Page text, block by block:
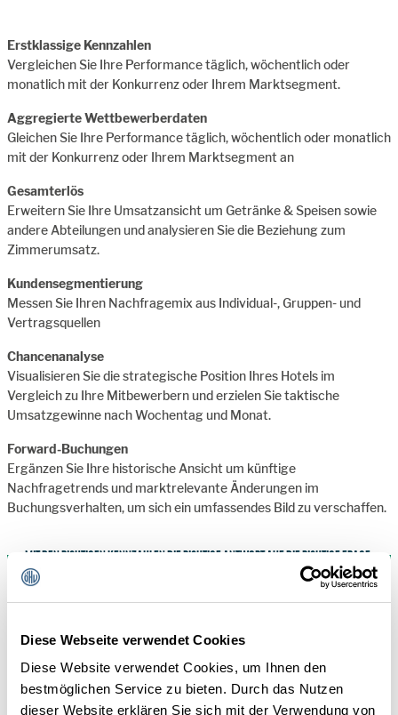
Diese Webseite verwendet Cookies
Diese Website verwendet Cookies, um Ihnen den
bestmöglichen Service zu bieten. Durch das Nutzen
dieser Website erklären Sie sich mit der Verwendung von
Erstklassige Kennzahlen
Vergleichen Sie Ihre Performance täglich, wöchentlich oder
monatlich mit der Konkurrenz oder Ihrem Marktsegment.
Aggregierte Wettbewerberdaten
Gleichen Sie Ihre Performance täglich, wöchentlich oder monatlich
mit der Konkurrenz oder Ihrem Marktsegment an
Gesamterlös
Erweitern Sie Ihre Umsatzansicht um Getränke & Speisen sowie
andere Abteilungen und analysieren Sie die Beziehung zum
Zimmerumsatz.
Kundensegmentierung
Messen Sie Ihren Nachfragemix aus Individual-, Gruppen- und
Vertragsquellen
Chancenanalyse
Visualisieren Sie die strategische Position Ihres Hotels im
Vergleich zu Ihre Mitbewerbern und erzielen Sie taktische
Umsatzgewinne nach Wochentag und Monat.
Forward-Buchungen
Ergänzen Sie Ihre historische Ansicht um künftige
Nachfragetrends und marktrelevante Änderungen im
Buchungsverhalten, um sich ein umfassendes Bild zu verschaffen.
MIT DEN RICHTIGEN KENNZAHLEN DIE RICHTIGE ANTWORT AUF DIE RICHTIGE FRAGE
Sind Sie der Konkurrenz einen Schritt voraus oder haben
bieten zusätzliches Wachstumspotenzial?